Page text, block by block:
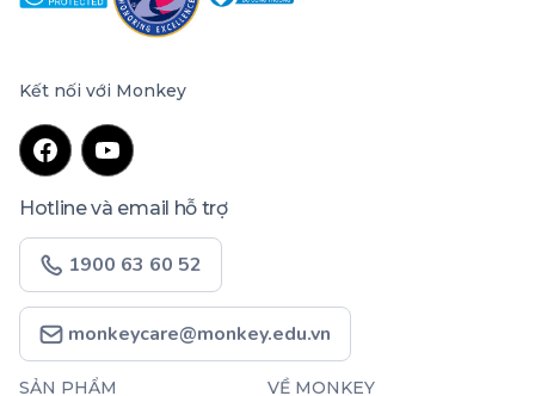
Kết nối với Monkey
Hotline và email hỗ trợ
1900 63 60 52
monkeycare@monkey.edu.vn
SẢN PHẨM VỀ MONKEY